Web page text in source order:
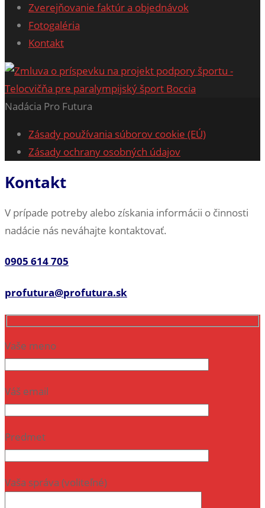
Zverejňovanie faktúr a objednávok
Fotogaléria
Kontakt
Nadácia Pro Futura
Zásady používania súborov cookie (EÚ)
Zásady ochrany osobných údajov
Kontakt
V prípade potreby alebo získania informácii o činnosti
nadácie nás neváhajte kontaktovať.
0905 614 705
profutura@profutura.sk
Vaše meno
Váš email
Predmet
Vaša správa (voliteľné)